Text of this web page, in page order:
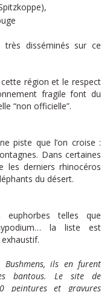
disséminés sur ce
région et le respect
fragile font du
“non officielle”.
piste que l’on croise :
Dans certaines
les derniers rhinocéros
du désert.
telles que
la liste est
ils en furent
bantous. Le site de
peintures et gravures